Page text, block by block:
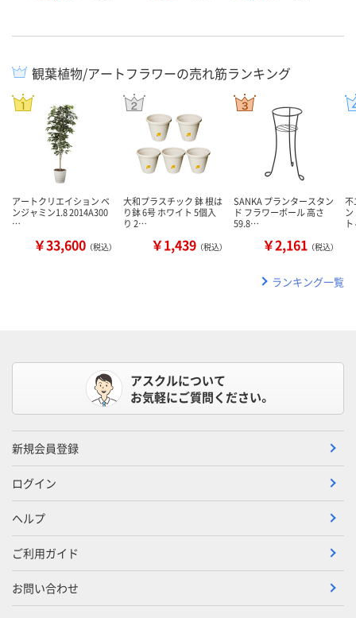
観葉植物/アートフラワーの売れ筋ランキング
アートクリエイション ベ
ンジャミン1.8 2014A300
…
￥33,600 （税込）
大和プラスチック 鉢 根は
り鉢 6号 ホワイト 5個入
り 2…
￥1,439 （税込）
SANKA プランタースタン
ド フラワーボール 高さ
59.8…
￥2,161 （税込）
不
ランキング一覧
アスクルについて
お気軽にご質問ください。
新規会員登録
ログイン
ヘルプ
ご利用ガイド
お問い合わせ